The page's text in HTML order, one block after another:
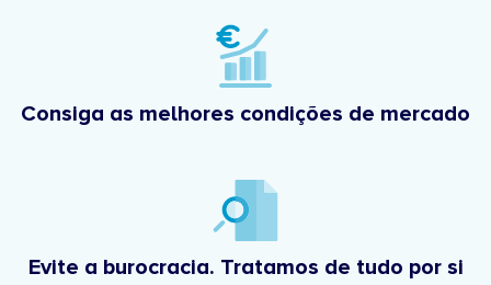
Consiga as melhores condições de mercado
Evite a burocracia. Tratamos de tudo por si